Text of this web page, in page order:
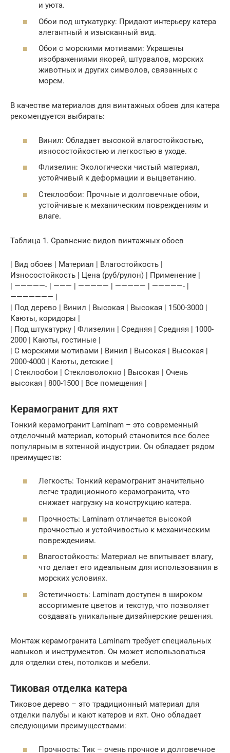
и уюта.
Обои под штукатурку: Придают интерьеру катера
элегантный и изысканный вид.
Обои с морскими мотивами: Украшены
изображениями якорей, штурвалов, морских
животных и других символов, связанных с
морем.
В качестве материалов для винтажных обоев для катера
рекомендуется выбирать:
Винил: Обладает высокой влагостойкостью,
износостойкостью и легкостью в уходе.
Флизелин: Экологически чистый материал,
устойчивый к деформации и выцветанию.
Стеклообои: Прочные и долговечные обои,
устойчивые к механическим повреждениям и
влаге.
Таблица 1. Сравнение видов винтажных обоев
| Вид обоев | Материал | Влагостойкость |
Износостойкость | Цена (руб/рулон) | Применение |
| —————- | ——— | ————— | ————— | —————- |
——————— |
| Под дерево | Винил | Высокая | Высокая | 1500-3000 |
Каюты, коридоры |
| Под штукатурку | Флизелин | Средняя | Средняя | 1000-
2000 | Каюты, гостиные |
| С морскими мотивами | Винил | Высокая | Высокая |
2000-4000 | Каюты, детские |
| Стеклообои | Стекловолокно | Высокая | Очень
высокая | 800-1500 | Все помещения |
Керамогранит для яхт
Тонкий керамогранит Laminam – это современный
отделочный материал, который становится все более
популярным в яхтенной индустрии. Он обладает рядом
преимуществ:
Легкость: Тонкий керамогранит значительно
легче традиционного керамогранита, что
снижает нагрузку на конструкцию катера.
Прочность: Laminam отличается высокой
прочностью и устойчивостью к механическим
повреждениям.
Влагостойкость: Материал не впитывает влагу,
что делает его идеальным для использования в
морских условиях.
Эстетичность: Laminam доступен в широком
ассортименте цветов и текстур, что позволяет
создавать уникальные дизайнерские решения.
Монтаж керамогранита Laminam требует специальных
навыков и инструментов. Он может использоваться
для отделки стен, потолков и мебели.
Тиковая отделка катера
Тиковое дерево – это традиционный материал для
отделки палубы и кают катеров и яхт. Оно обладает
следующими преимуществами:
Прочность: Тик – очень прочное и долговечное